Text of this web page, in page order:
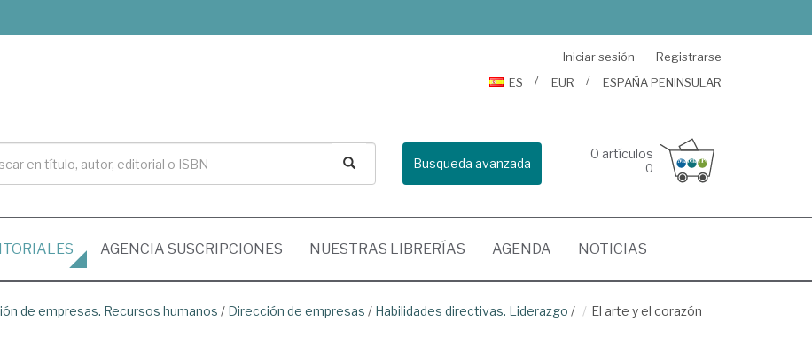
Iniciar sesión
Registrarse
ES
EUR ESPAÑA PENINSULAR
Busqueda avanzada
0 artículos
0
AGENCIA SUSCRIPCIONES NUESTRAS LIBRERÍAS AGENDA NOTICIAS
de empresas. Recursos humanos / Dirección de empresas / Habilidades directivas. Liderazgo /
El arte y el corazón